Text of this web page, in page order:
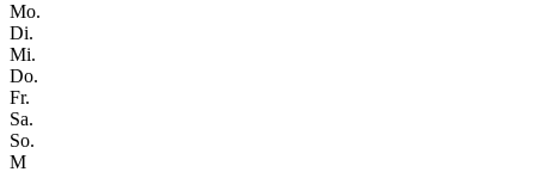
Mo.
Di.
Mi.
Do.
Fr.
Sa.
So.
M